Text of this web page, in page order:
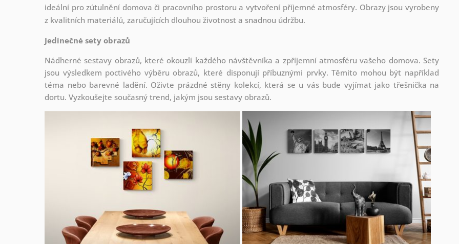
ideální pro zútulnění domova či pracovního prostoru a vytvoření příjemné atmosféry. Obrazy jsou vyrobeny
z kvalitních materiálů, zaručujících dlouhou životnost a snadnou údržbu.
Jedinečné sety obrazů
Nádherné sestavy obrazů, které okouzlí každého návštěvníka a zpříjemní atmosféru vašeho domova. Sety
jsou výsledkem poctivého výběru obrazů, které disponují příbuznými prvky. Těmito mohou být například
téma nebo barevné ladění. Oživte prázdné stěny kolekcí, která se u vás bude vyjímat jako třešnička na
dortu. Vyzkoušejte současný trend, jakým jsou sestavy obrazů.